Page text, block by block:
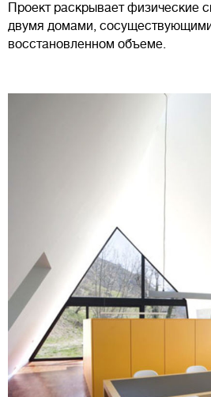
Проект раскрывает физические
двумя домами,
восстановленном объеме.